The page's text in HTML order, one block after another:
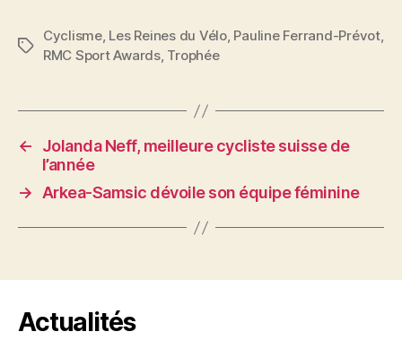
Étiquettes
Cyclisme, Les Reines du Vélo, Pauline Ferrand-Prévot,
RMC Sport Awards, Trophée
←
Jolanda Neff, meilleure cycliste suisse de
l’année
→
Arkea-Samsic dévoile son équipe féminine
Actualités